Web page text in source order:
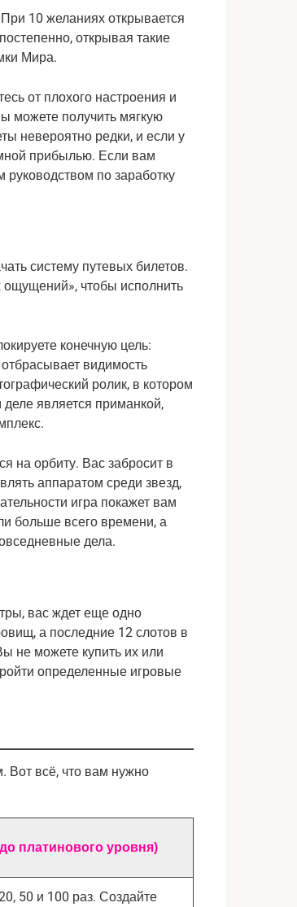
10 желаниях открывается
открывая такие
Мира.
от плохого настроения и
можете получить мягкую
невероятно редки, и если у
прибылью. Если вам
руководством по заработку
систему путевых билетов.
ощущений», чтобы исполнить
конечную цель:
видимость
ролик, в котором
является приманкой,
на орбиту. Вас забросит в
аппаратом среди звезд,
игра покажет вам
больше всего времени, а
дела.
вас ждет еще одно
а последние 12 слотов в
не можете купить их или
определенные игровые
Вот всё, что вам нужно
платинового уровня)
50 и 100 раз. Создайте